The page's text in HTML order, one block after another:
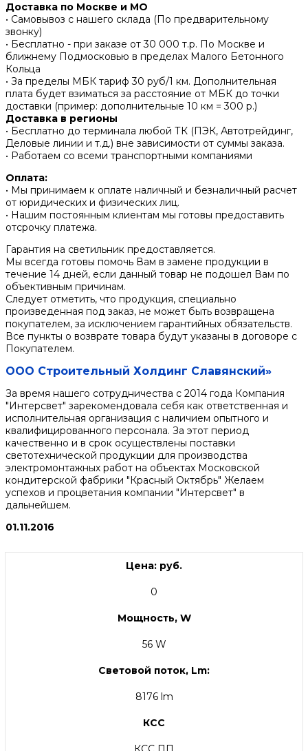
Доставка по Москве и МО
• Самовывоз с нашего склада (По предварительному
звонку)
• Бесплатно - при заказе от 30 000 т.р. По Москве и
ближнему Подмосковью в пределах Малого Бетонного
Кольца
• За пределы МБК тариф 30 руб/1 км. Дополнительная
плата будет взиматься за расстояние от МБК до точки
доставки (пример: дополнительные 10 км = 300 р.)
Доставка в регионы
• Бесплатно до терминала любой ТК (ПЭК, Автотрейдинг,
Деловые линии и т.д.) вне зависимости от суммы заказа.
• Работаем со всеми транспортными компаниями
Оплата:
• Мы принимаем к оплате наличный и безналичный расчет
от юридических и физических лиц.
• Нашим постоянным клиентам мы готовы предоставить
отсрочку платежа.
Гарантия на светильник предоставляется.
Мы всегда готовы помочь Вам в замене продукции в
течение 14 дней, если данный товар не подошел Вам по
объективным причинам.
Следует отметить, что продукция, специально
произведенная под заказ, не может быть возвращена
покупателем, за исключением гарантийных обязательств.
Все пункты о возврате товара будут указаны в договоре с
Покупателем.
ООО Строительный Холдинг Славянский»
За время нашего сотрудничества с 2014 года Компания
"Интерсвет" зарекомендовала себя как ответственная и
исполнительная организация с наличием опытного и
квалифицированного персонала. За этот период
качественно и в срок осуществлены поставки
светотехнической продукции для производства
электромонтажных работ на объектах Московской
кондитерской фабрики "Красный Октябрь" Желаем
успехов и процветания компании "Интерсвет" в
дальнейшем.
01.11.2016
Цена: руб.
0
Мощность, W
56 W
Световой поток, Lm:
8176 lm
КСС